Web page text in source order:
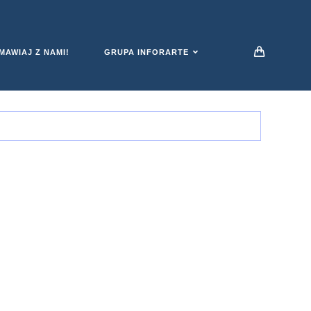
Z NAMI! GRUPA INFORARTE